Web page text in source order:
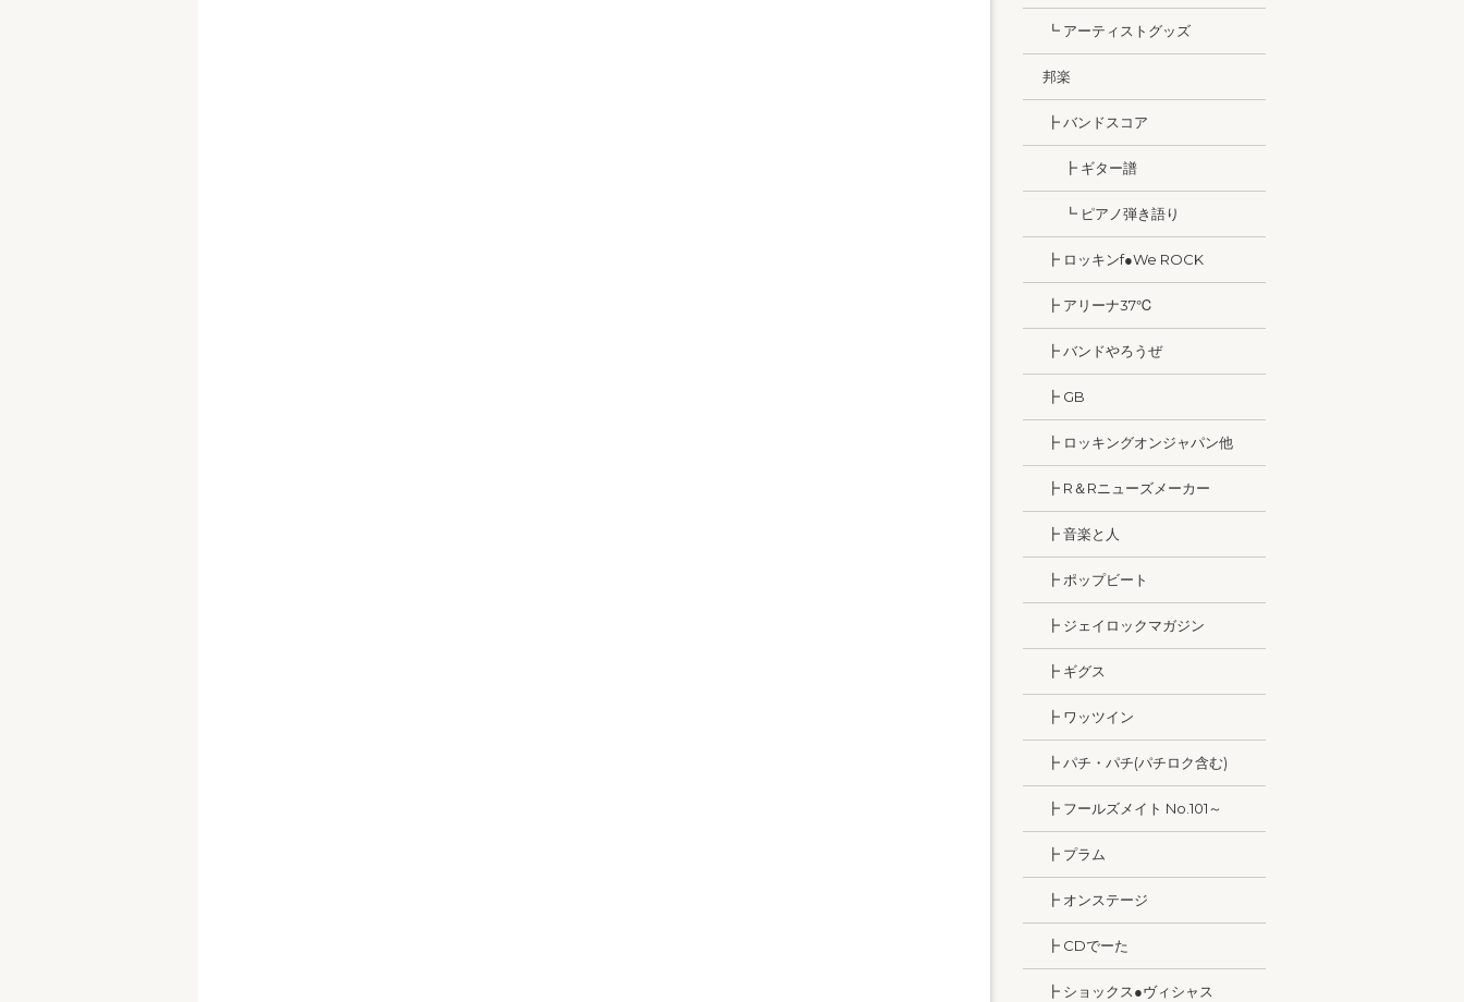
┗ アーティストグッズ
邦楽
┣ バンドスコア
┣ ギター譜
┗ ピアノ弾き語り
┣ ロッキンf●We ROCK
┣ アリーナ37℃
┣ バンドやろうぜ
┣ GB
┣ ロッキングオンジャパン他
┣ R＆Rニューズメーカー
┣ 音楽と人
┣ ポップビート
┣ ジェイロックマガジン
┣ ギグス
┣ ワッツイン
┣ パチ・パチ(パチロク含む)
┣ フールズメイト No.101～
┣ プラム
┣ オンステージ
┣ CDでーた
┣ ショックス●ヴィシャス